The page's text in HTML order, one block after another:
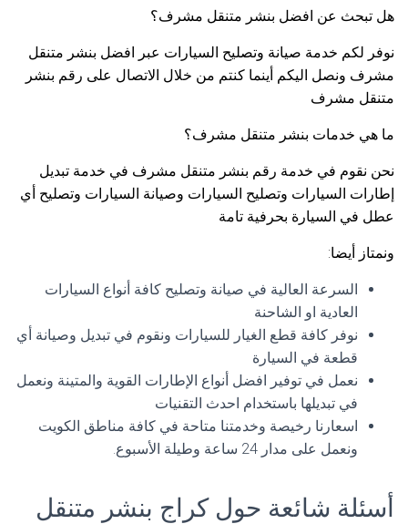
هل تبحث عن افضل بنشر متنقل مشرف؟
نوفر لكم خدمة صيانة وتصليح السيارات عبر افضل بنشر متنقل
مشرف ونصل اليكم أينما كنتم من خلال الاتصال على رقم بنشر
متنقل مشرف
ما هي خدمات بنشر متنقل مشرف؟
نحن نقوم في خدمة رقم بنشر متنقل مشرف في خدمة تبديل
إطارات السيارات وتصليح السيارات وصيانة السيارات وتصليح أي
عطل في السيارة بحرفية تامة
ونمتاز أيضا:
السرعة العالية في صيانة وتصليح كافة أنواع السيارات
العادية او الشاحنة
نوفر كافة قطع الغيار للسيارات ونقوم في تبديل وصيانة أي
قطعة في السيارة
نعمل في توفير افضل أنواع الإطارات القوية والمتينة ونعمل
في تبديلها باستخدام احدث التقنيات
اسعارنا رخيصة وخدمتنا متاحة في كافة مناطق الكويت
ونعمل على مدار 24 ساعة وطيلة الأسبوع.
أسئلة شائعة حول كراج بنشر متنقل